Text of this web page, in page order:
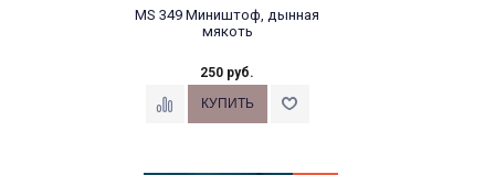
MS 349 Миништоф, дынная
мякоть
250 руб.